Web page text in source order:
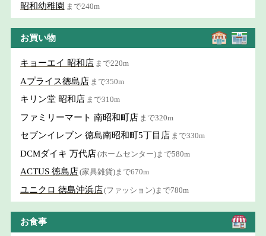
昭和幼稚園 まで240m
お買い物
キョーエイ 昭和店 まで220m
Aプライス徳島店 まで350m
キリン堂 昭和店 まで310m
ファミリーマート 南昭和町店 まで320m
セブンイレブン 徳島南昭和町5丁目店 まで330m
DCMダイキ 万代店(ホームセンター)まで580m
ACTUS 徳島店(家具雑貨)まで670m
ユニクロ 徳島沖浜店(ファッション)まで780m
お食事